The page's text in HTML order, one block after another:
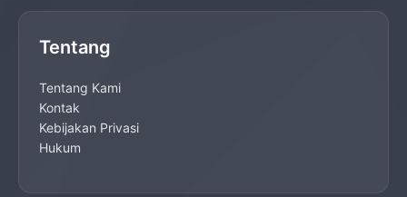
Tentang
Tentang Kami
Kontak
Kebijakan Privasi
Hukum